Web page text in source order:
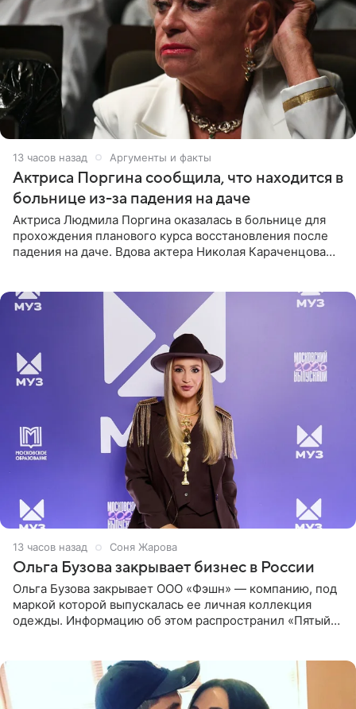
13 часов назад Аргументы и факты
Актриса Поргина сообщила, что находится в
больнице из-за падения на даче
Актриса Людмила Поргина оказалась в больнице для
прохождения планового курса восстановления после
падения на даче. Вдова актера Николая Караченцова
13 часов назад Соня Жарова
Ольга Бузова закрывает бизнес в России
Ольга Бузова закрывает ООО «Фэшн» — компанию, под
маркой которой выпускалась ее личная коллекция
одежды. Информацию об этом распространил «Пятый